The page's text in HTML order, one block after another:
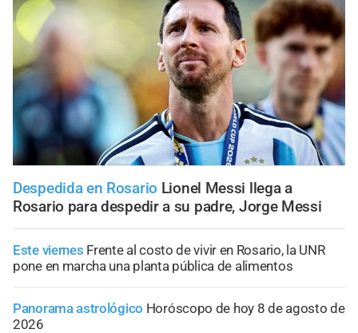
Despedida en Rosario Lionel Messi llega a
Rosario para despedir a su padre, Jorge Messi
Este viernes Frente al costo de vivir en Rosario, la UNR
pone en marcha una planta pública de alimentos
Panorama astrológico Horóscopo de hoy 8 de agosto de
2026